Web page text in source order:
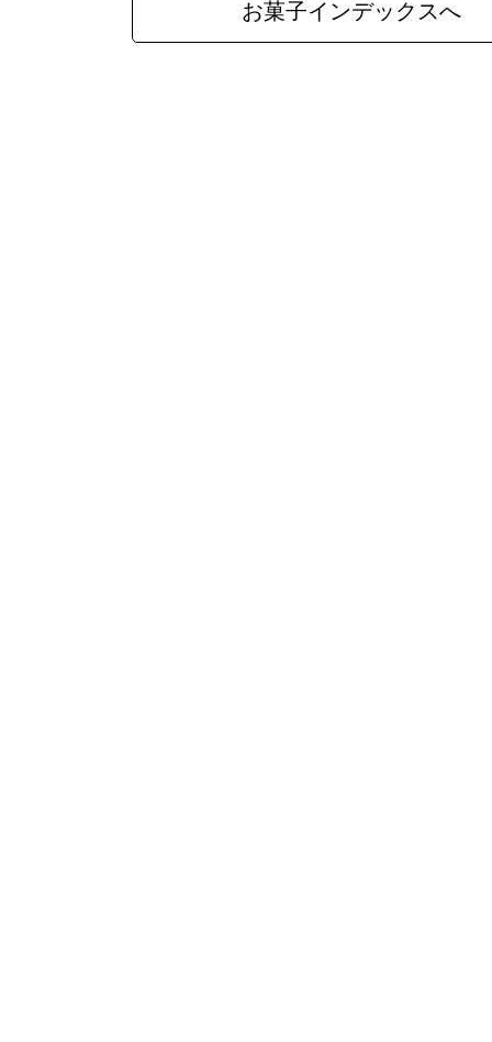
お菓子インデックスへ